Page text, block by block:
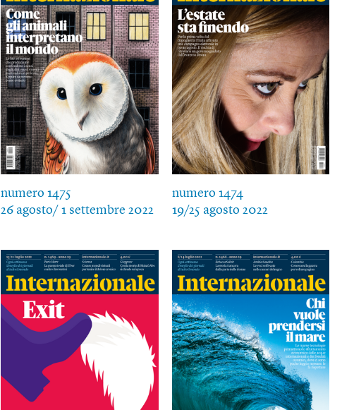
numero 1475
26 agosto/ 1 settembre 2022
numero 1474
19/25 agosto 2022